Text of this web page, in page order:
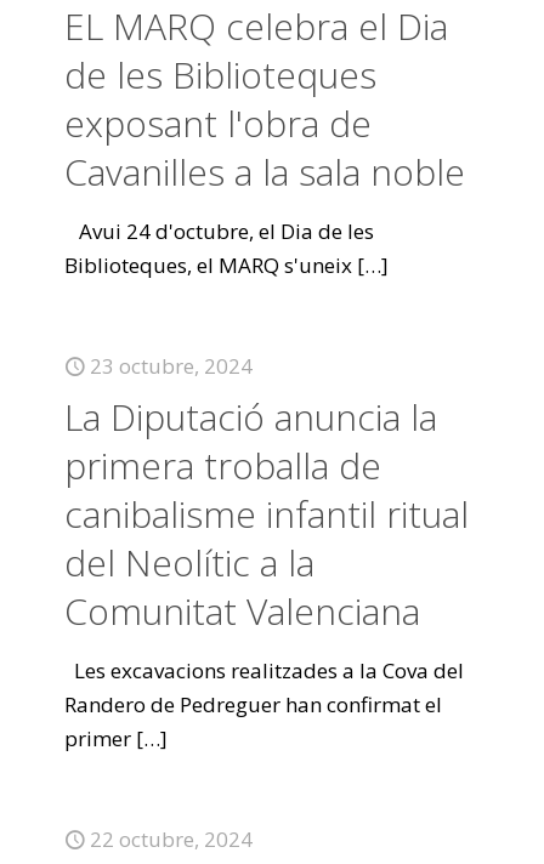
EL MARQ celebra el Dia
de les Biblioteques
exposant l'obra de
Cavanilles a la sala noble
Avui 24 d'octubre, el Dia de les
Biblioteques, el MARQ s'uneix […]
23 octubre, 2024
La Diputació anuncia la
primera troballa de
canibalisme infantil ritual
del Neolític a la
Comunitat Valenciana
Les excavacions realitzades a la Cova del
Randero de Pedreguer han confirmat el
primer […]
22 octubre, 2024